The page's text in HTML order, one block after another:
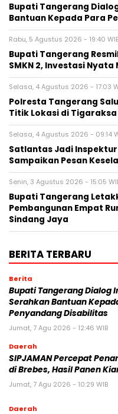
Bupati Tangerang
Bantuan Kepada Para
Rabu, 5 Agustus 2026 - 19:40
‎Bupati Tangerang
SMKN 2, Investasi
Selasa, 4 Agustus 2026 - 17:03
Polresta Tangerang
Titik Lokasi di Tigaraksa
Selasa, 4 Agustus 2026 - 09:14
Satlantas Jadi
Sampaikan Pesan
Senin, 3 Agustus 2026 - 15:05
Bupati Tangerang
Pembangunan Empat
Sindang Jaya
BERITA TERBARU
Berita
Bupati Tangerang Dialog
Serahkan Bantuan
Penyandang Disabilitas
Jumat, 7 Agu 2026 - 12:46 WIB
Daerah
SIPJAMAN Percepat
di Brebes, Hasil Panen
Jumat, 7 Agu 2026 - 10:29 WIB
Daerah